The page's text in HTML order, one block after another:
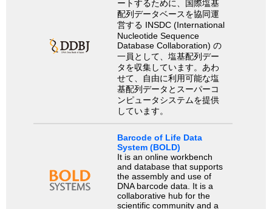
ートするために、国際塩基
配列データベースを協同運
営する INSDC (International
Nucleotide Sequence
Database Collaboration) の
一員として、塩基配列デー
タを収集しています。あわ
せて、自由に利用可能な塩
基配列データとスーパーコ
ンピュータシステムを提供
しています。
Barcode of Life Data
System (BOLD)
It is an online workbench
and database that supports
the assembly and use of
DNA barcode data. It is a
collaborative hub for the
scientific community and a